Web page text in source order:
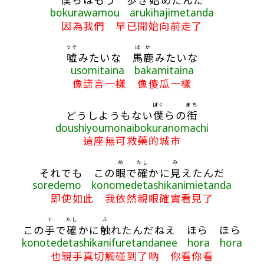
bokurawamou arukihajimetanda
因為我們 早已開始向前走了
嘘
うそ
みたいな 馬鹿
ばか
みたいな
usomitaina bakamitaina
像謊言一樣 像傻瓜一樣
どうしようもない僕
ぼく
らの街
まち
doushiyoumonaibokuranomachi
這座無可救藥的城市
それでも この眼
め
で確
たし
かに 見
み
えたんだ
soredemo konomedetashikanimietanda
即使如此 我依然親眼確實看見了
この手
て
で確
たし
かに触
ふ
れたんだねえ ほら ほら
konotedetashikanifuretandanee hora hora
也親手真切觸碰到了吶 你看你看